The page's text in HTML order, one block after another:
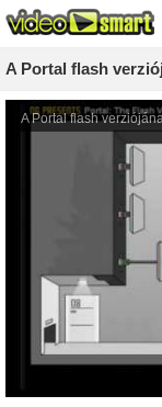
A Portal flash